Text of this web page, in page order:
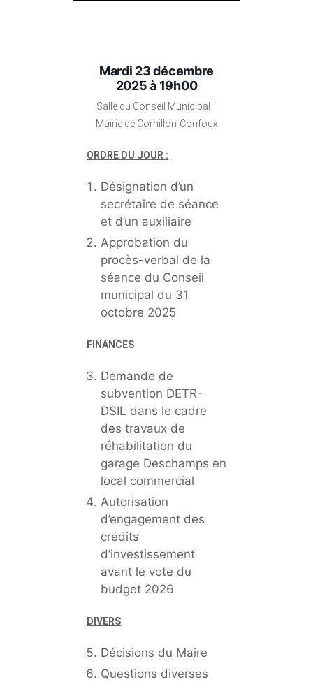
Mardi 23 décembre
2025 à 19h00
Salle du Conseil Municipal–
Mairie de Cornillon-Confoux
ORDRE DU JOUR :
Désignation d’un
secrétaire de séance
et d’un auxiliaire
Approbation du
procès-verbal de la
séance du Conseil
municipal du 31
octobre 2025
FINANCES
Demande de
subvention DETR-
DSIL dans le cadre
des travaux de
réhabilitation du
garage Deschamps en
local commercial
Autorisation
d’engagement des
crédits
d’investissement
avant le vote du
budget 2026
DIVERS
Décisions du Maire
Questions diverses